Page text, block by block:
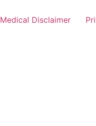
Medical Disclaimer